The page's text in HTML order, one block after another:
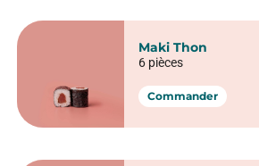
Maki Thon
6 pièces
Commander